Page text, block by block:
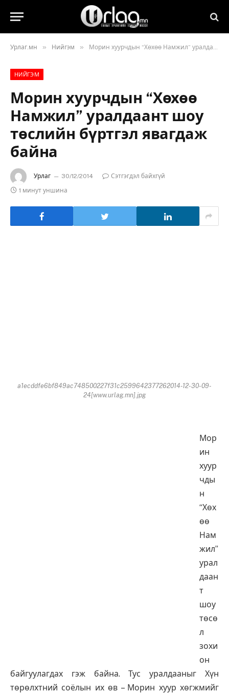
Урлаг.мн » Нийгэм » Морин хуурчдын “Хөхөө Намжил” уралдаант шоу төслийн бүртгэл явагдаж байна
НИЙГЭМ
Морин хуурчдын “Хөхөө
Намжил” уралдаант шоу
төслийн бүртгэл явагдаж
байна
Урлаг 30/12/2014
Сэтгэгдэл байхгүй
1 минут уншина
a1ecddfe6bf849ac748500227f31c2599642377262014-12-30-09-
24[www.urlag.mn].jpg
Мор
ин
хуур
чды
н
“Хөх
өө
Нам
жил”
урал
даан
т
шоу
төсө
л
зохи
он
байгуулагдах гэж байна. Тус уралдааныг Хүн
төрөлхтний соёлын их өв – Морин хуур хөгжмийг